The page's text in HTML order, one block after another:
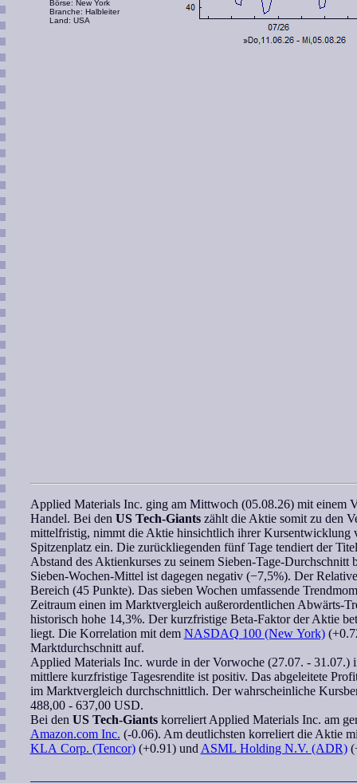
Börse: New York
Branche: Halbleiter
Land: USA
Applied Materials Inc. ging am Mittwoch (05.08.26) mit einem
Handel. Bei den US Tech-Giantszählt die Aktie somit zu den
mittelfristig, nimmt die Aktie hinsichtlich ihrer Kursentwicklung
Spitzenplatz ein. Die zurückliegenden fünf Tage tendiert der
Abstand des Aktienkurses zu seinem Sieben-Tage-
Sieben-Wochen-Mittel ist dagegen negativ (−7,5%). Der
Bereich (45 Punkte). Das sieben Wochen umfassende
Zeitraum einen im Marktvergleich außerordentlichen Abwärts-
historisch hohe 14,3%. Der kurzfristige Beta-Faktorder Aktie
liegt. Die Korrelation mit dem NASDAQ 100 (New York)
Marktdurchschnitt auf.
Applied Materials Inc. wurde in der Vorwoche (27.07. - 31.07.)
mittlere kurzfristige Tagesrendite ist positiv. Das abgeleitete
im Marktvergleich durchschnittlich. Derwahrscheinliche
488,00 - 637,00 USD.
Bei den US Tech-Giants korreliert Applied Materials Inc. am
Amazon.com Inc. (-0.06). Am deutlichsten korreliert die Aktie
KLA Corp. (Tencor)(+0.91) und ASML Holding N.V. (ADR)